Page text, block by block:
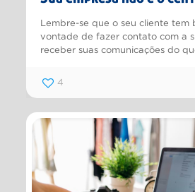
Lembre-se que o seu cliente tem
vontade de fazer contato com a
receber suas comunicações do
4